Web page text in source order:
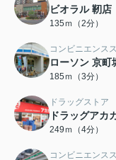
ビオラル 靭店
135ｍ（2分）
コンビニエンス
ローソン 京町
185ｍ（3分）
ドラッグストア
ドラッグアカ
249ｍ（4分）
コンビニエンス